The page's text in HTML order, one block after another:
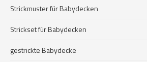
Strickmuster für Babydecken
Strickset für Babydecken
gestrickte Babydecke